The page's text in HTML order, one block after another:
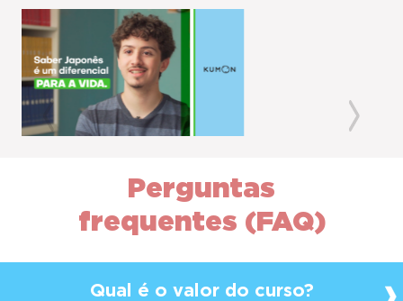
Previous
Perguntas
frequentes (FAQ)
Qual é o valor do curso?